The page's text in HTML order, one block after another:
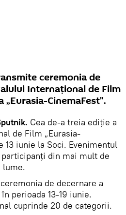
ceremonia de
Internațional de Film
CinemaFest”.
Cea de-a treia ediție a
de Film „Eurasia-
13 iunie la Soci. Evenimentul
din mai mult de
lume.
de decernare a
perioada 13-19 iunie.
cuprinde 20 de categorii.